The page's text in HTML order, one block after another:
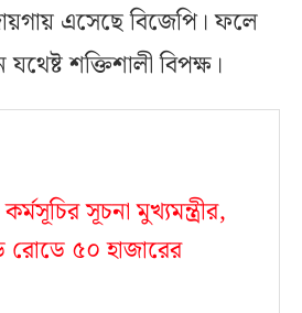
এসেছে বিজেপি। ফলে
শক্তিশালী বিপক্ষ।
সূচনা মুখ্যমন্ত্রীর,
৫০ হাজারের